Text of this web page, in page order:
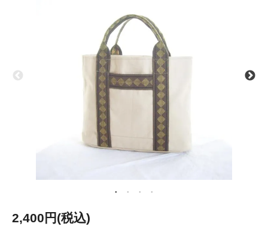
2,400円(税込)